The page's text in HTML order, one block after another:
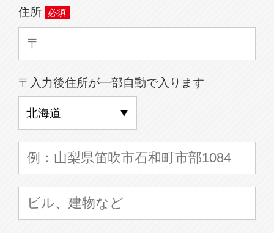
住所
〒入力後住所が一部自動で入ります